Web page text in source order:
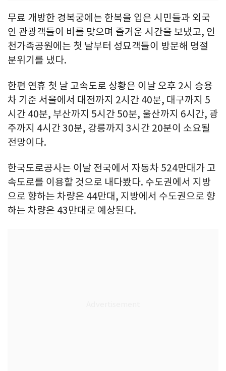
무료 개방한 경복궁에는 한복을 입은 시민들과 외국
인 관광객들이 비를 맞으며 즐거운 시간을 보냈고, 인
천가족공원에는 첫 날부터 성묘객들이 방문해 명절
분위기를 냈다.
한편 연휴 첫 날 고속도로 상황은 이날 오후 2시 승용
차 기준 서울에서 대전까지 2시간 40분, 대구까지 5
시간 40분, 부산까지 5시간 50분, 울산까지 6시간, 광
주까지 4시간 30분, 강릉까지 3시간 20분이 소요될
전망이다.
한국도로공사는 이날 전국에서 자동차 524만대가 고
속도로를 이용할 것으로 내다봤다. 수도권에서 지방
으로 향하는 차량은 44만대, 지방에서 수도권으로 향
하는 차량은 43만대로 예상된다.